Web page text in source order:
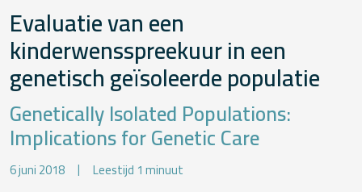
Evaluatie van een
kinderwensspreekuur in een
genetisch geïsoleerde populatie
Genetically Isolated Populations:
Implications for Genetic Care
6 juni 2018 Leestijd 1 minuut